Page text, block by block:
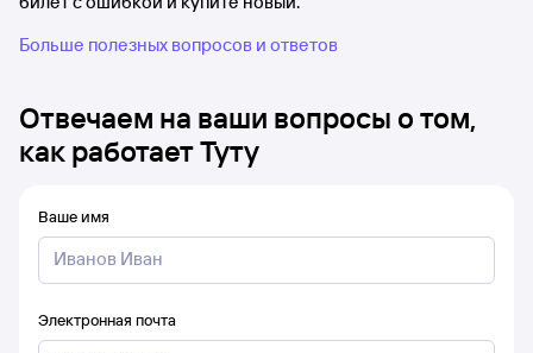
Больше полезных вопросов и ответов
Отвечаем на ваши вопросы о том,
как работает Туту
Ваше имя
Электронная почта